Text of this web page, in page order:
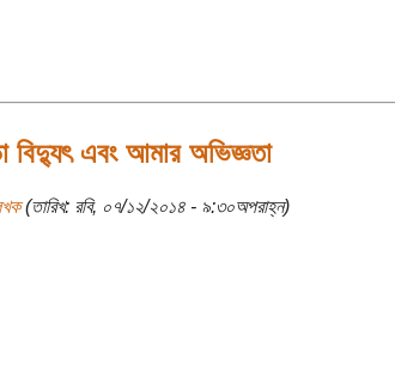
বিদ্যুৎ এবং আমার অভিজ্ঞতা
(তারিখ: রবি, ০৭/১২/২০১৪ - ৯:৩০অপরাহ্ন)